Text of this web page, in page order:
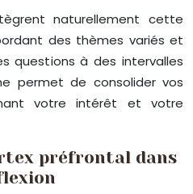
naturellement cette
des thèmes variés et
questions à des intervalles
permet de consolider vos
votre intérêt et votre
préfrontal dans